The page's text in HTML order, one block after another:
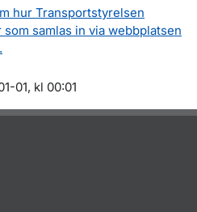
hur Transportstyrelsen
samlas in via webbplatsen
01, kl 00:01